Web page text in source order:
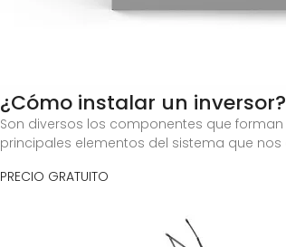
¿Cómo instalar un inversor?
Son diversos los componentes que
principales elementos del sistema que
PRECIO GRATUITO